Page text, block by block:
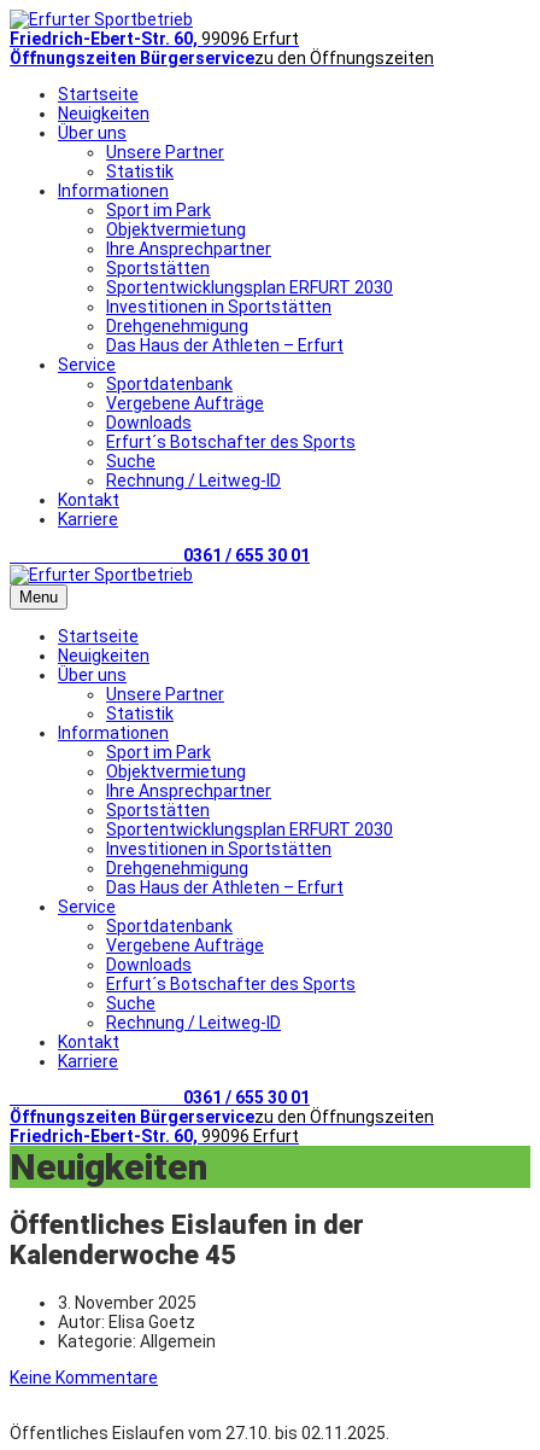
Friedrich-Ebert-Str. 60, 99096 Erfurt
Öffnungszeiten Bürgerservicezu den Öffnungszeiten
Startseite
Neuigkeiten
Über uns
Unsere Partner
Statistik
Informationen
Sport im Park
Objektvermietung
Ihre Ansprechpartner
Sportstätten
Sportentwicklungsplan ERFURT 2030
Investitionen in Sportstätten
Drehgenehmigung
Das Haus der Athleten – Erfurt
Service
Sportdatenbank
Vergebene Aufträge
Downloads
Erfurt´s Botschafter des Sports
Suche
Rechnung / Leitweg-ID
Kontakt
Karriere
0361 / 655 30 01
Menu
Startseite
Neuigkeiten
Über uns
Unsere Partner
Statistik
Informationen
Sport im Park
Objektvermietung
Ihre Ansprechpartner
Sportstätten
Sportentwicklungsplan ERFURT 2030
Investitionen in Sportstätten
Drehgenehmigung
Das Haus der Athleten – Erfurt
Service
Sportdatenbank
Vergebene Aufträge
Downloads
Erfurt´s Botschafter des Sports
Suche
Rechnung / Leitweg-ID
Kontakt
Karriere
0361 / 655 30 01
Öffnungszeiten Bürgerservicezu den Öffnungszeiten
Friedrich-Ebert-Str. 60, 99096 Erfurt
Neuigkeiten
Öffentliches Eislaufen in der
Kalenderwoche 45
3. November 2025
Autor: Elisa Goetz
Kategorie: Allgemein
Keine Kommentare
Öffentliches Eislaufen vom 27.10. bis 02.11.2025.